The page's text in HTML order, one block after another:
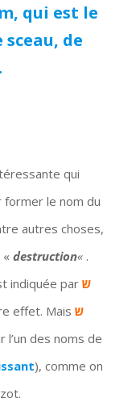
qui est le
sceau, de
qui
former le nom du
autres choses,
destruction« .
indiquée parש
effet. Mais ש
l’un des noms de
), comme on